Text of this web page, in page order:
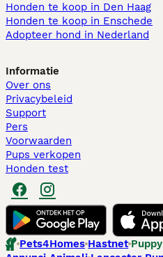
Honden te koop in Den Haag
Honden te koop in Enschede
Adopteer hond in Nederland
Informatie
Over ons
Privacybeleid
Support
Pers
Voorwaarden
Pups verkopen
Honden test
Pets4Homes Hastnet